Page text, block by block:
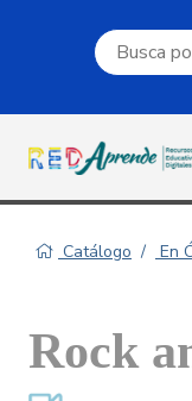
Campo de
Catálogo En
Rock